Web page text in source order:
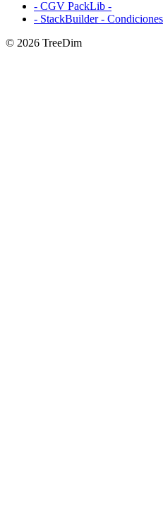
- CGV PackLib -
- StackBuilder -
© 2026 TreeDim